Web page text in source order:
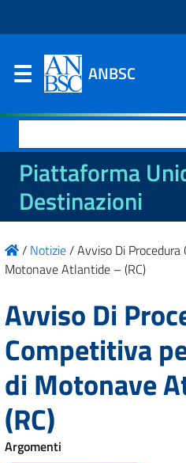
ANBSC
per:
Piattaforma
Destinazioni
/ Notizie/Avviso Di
Motonave Atlantide – (RC)
Avviso Di
Competitiva
di Motonave
(RC)
Argomenti